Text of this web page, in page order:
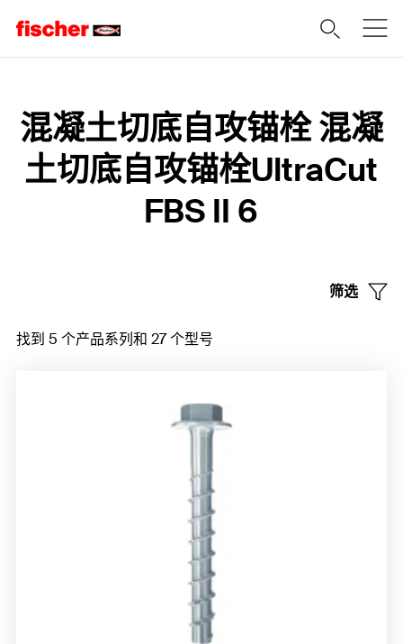
混凝土切底自攻锚栓 混凝
土切底自攻锚栓UltraCut
FBS II 6
筛选
找到 5 个产品系列和 27 个型号